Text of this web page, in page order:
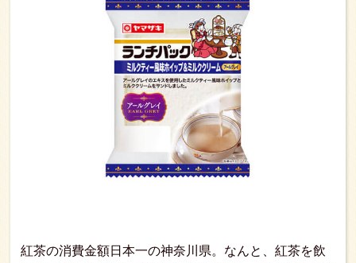
紅茶の消費金額日本一の神奈川県。なんと、紅茶を飲